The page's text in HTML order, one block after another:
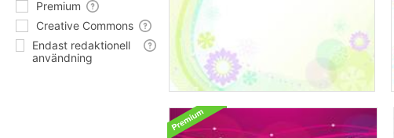
Premium
Creative Commons
Endast redaktionell
användning